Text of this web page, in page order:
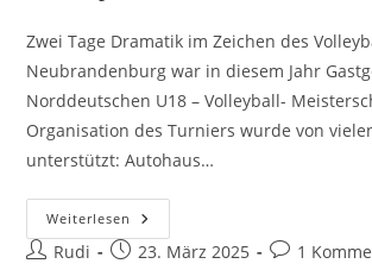
Zwei Tage Dramatik im Zeichen des
Neubrandenburg war in diesem Jahr
Norddeutschen U18 – Volleyball-
Organisation des Turniers wurde von
unterstützt: Autohaus…
Weiterlesen Schweriner
U18
Damen
Beitrags-
Rudi
Beitrag23. März 2025
Beitrags-
1